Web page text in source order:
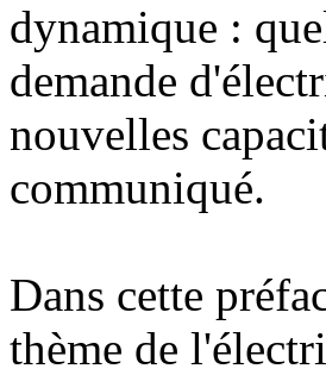
dynamique :
demande
nouvelles
communiqué.
Dans cette
thème de